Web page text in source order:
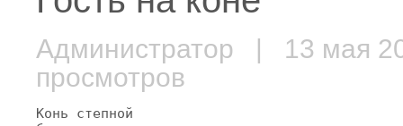
Администратор | 13 мая
просмотров
Конь степной